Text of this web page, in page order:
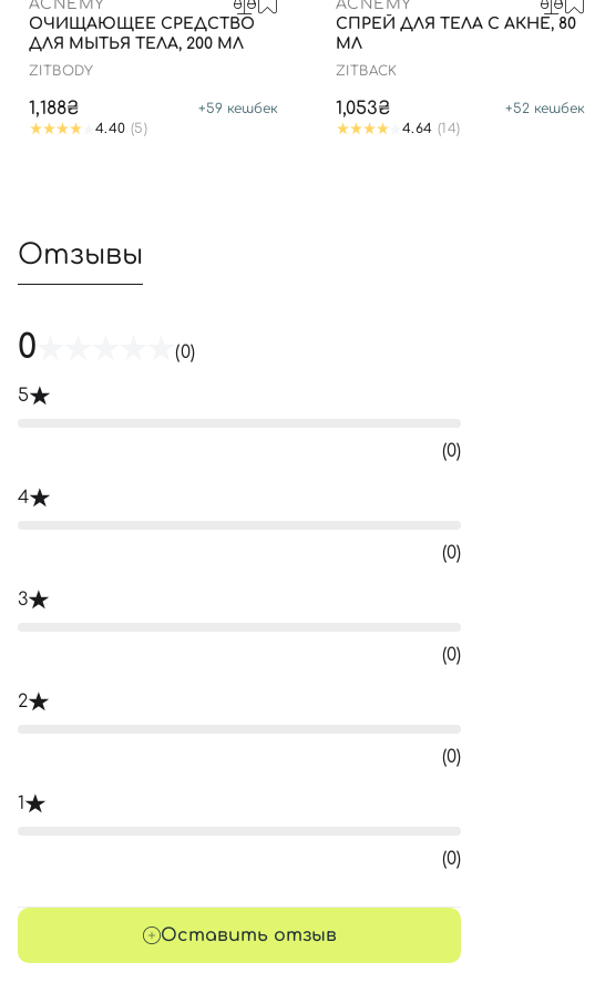
ACNEMY
ОЧИЩАЮЩЕЕ СРЕДСТВО
ДЛЯ МЫТЬЯ ТЕЛА, 200 МЛ
ZITBODY
1,188₴ +59 кешбек
4.40 (5)
ACNEMY
СПРЕЙ ДЛЯ ТЕЛА С АКНЕ, 80
МЛ
ZITBACK
1,053₴ +52 кешбек
4.64 (14)
Отзывы
0 (0)
5
(0)
4
(0)
3
(0)
2
(0)
1
(0)
Оставить отзыв